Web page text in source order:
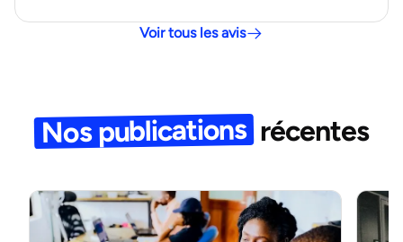
Voir tous les avis
Nos publications récentes